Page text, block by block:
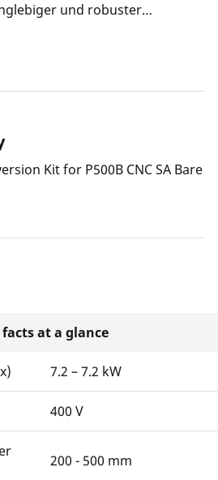
und robuster
gewährleistet.Mit der
Richtlinie 2207-1 und
einem gut
und einem Druckspeicher
Kit for P500B CNC SA Bare
at a glance
7.2 – 7.2 kW
400 V
200 - 500 mm